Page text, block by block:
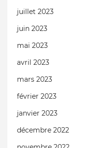
juillet 2023
juin 2023
mai 2023
avril 2023
mars 2023
février 2023
janvier 2023
décembre 2022